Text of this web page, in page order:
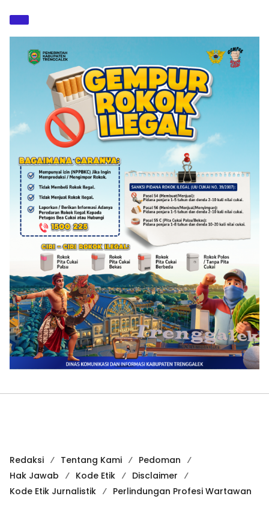
Redaksi Tentang Kami
Pedoman
Hak Jawab
Kode Etik
Disclaimer
Kode Etik Jurnalistik
Perlindungan Profesi Wartawan